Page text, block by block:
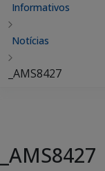
Informativos
Notícias
_AMS8427
_AMS8427